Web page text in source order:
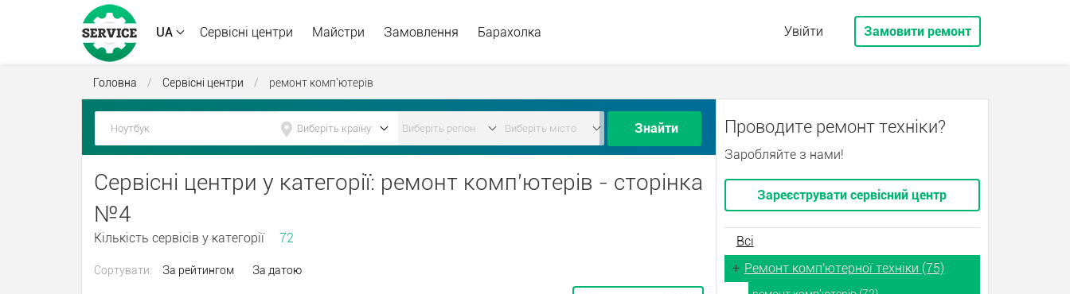
UA Сервісні центри Майстри Замовлення Барахолка Увійти Замовити ремонт
Головна / Сервісні центри / ремонт комп'ютерів
Знайти
Сервісні центри у категорії: ремонт комп'ютерів - сторінка
№4
Кількість сервісів у категорії 72
Сортувати: За рейтингом За датою
Проводите ремонт техніки?
Заробляйте з нами!
Зареєструвати сервісний центр
Всі
+ Ремонт комп'ютерної техніки (75)